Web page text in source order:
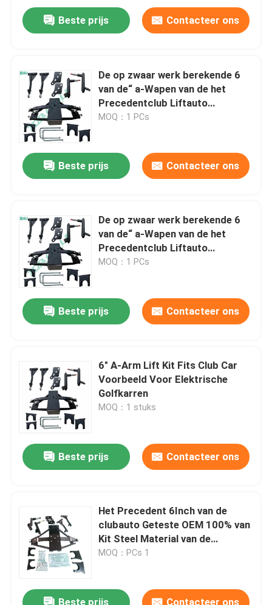
Beste prijs Contacteer ons
De op zwaar werk berekende 6
van de“ a-Wapen van de het
Precedentclub Liftauto
Uitrustingen van de de AUTOlift
MOQ：1 PCs
Beste prijs Contacteer ons
De op zwaar werk berekende 6
van de“ a-Wapen van de het
Precedentclub Liftauto
Uitrustingen van de de AUTOlift
MOQ：1 PCs
Beste prijs Contacteer ons
6" A-Arm Lift Kit Fits Club Car
Voorbeeld Voor Elektrische
Golfkarren
MOQ：1 stuks
Beste prijs Contacteer ons
Het Precedent 6Inch van de
clubauto Geteste OEM 100% van
Kit Steel Material van de
Wapenlift
MOQ：PCs 1
Beste prijs Contacteer ons